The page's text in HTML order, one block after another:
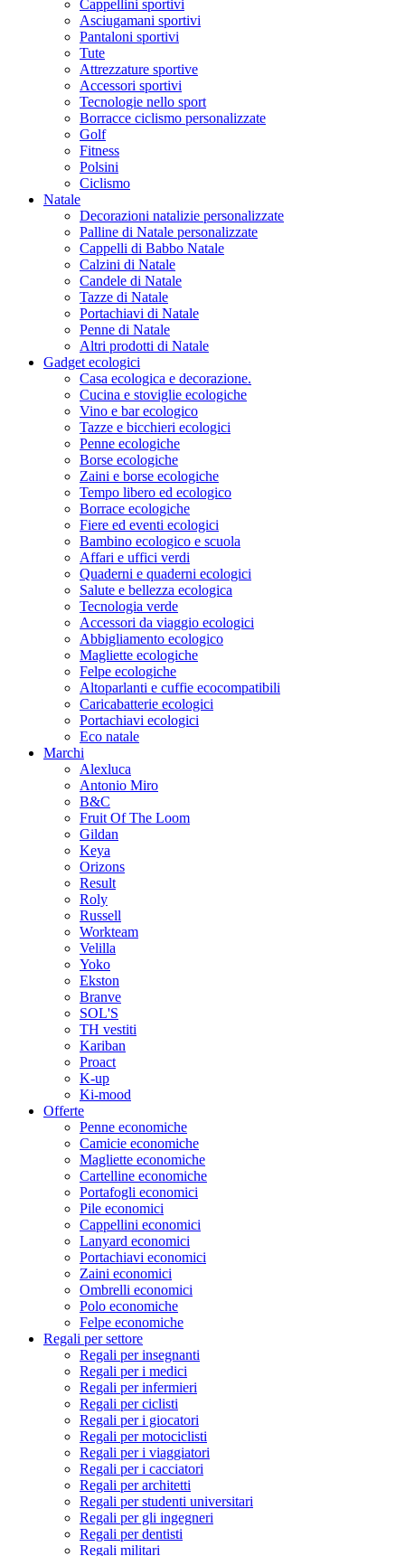
Cappellini sportivi
Asciugamani sportivi
Pantaloni sportivi
Tute
Attrezzature sportive
Accessori sportivi
Tecnologie nello sport
Borracce ciclismo personalizzate
Golf
Fitness
Polsini
Ciclismo
Natale
Decorazioni natalizie personalizzate
Palline di Natale personalizzate
Cappelli di Babbo Natale
Calzini di Natale
Candele di Natale
Tazze di Natale
Portachiavi di Natale
Penne di Natale
Altri prodotti di Natale
Gadget ecologici
Casa ecologica e decorazione.
Cucina e stoviglie ecologiche
Vino e bar ecologico
Tazze e bicchieri ecologici
Penne ecologiche
Borse ecologiche
Zaini e borse ecologiche
Tempo libero ed ecologico
Borrace ecologiche
Fiere ed eventi ecologici
Bambino ecologico e scuola
Affari e uffici verdi
Quaderni e quaderni ecologici
Salute e bellezza ecologica
Tecnologia verde
Accessori da viaggio ecologici
Abbigliamento ecologico
Magliette ecologiche
Felpe ecologiche
Altoparlanti e cuffie ecocompatibili
Caricabatterie ecologici
Portachiavi ecologici
Eco natale
Marchi
Alexluca
Antonio Miro
B&C
Fruit Of The Loom
Gildan
Keya
Orizons
Result
Roly
Russell
Workteam
Velilla
Yoko
Ekston
Branve
SOL'S
TH vestiti
Kariban
Proact
K-up
Ki-mood
Offerte
Penne economiche
Camicie economiche
Magliette economiche
Cartelline economiche
Portafogli economici
Pile economici
Cappellini economici
Lanyard economici
Portachiavi economici
Zaini economici
Ombrelli economici
Polo economiche
Felpe economiche
Regali per settore
Regali per insegnanti
Regali per i medici
Regali per infermieri
Regali per ciclisti
Regali per i giocatori
Regali per motociclisti
Regali per i viaggiatori
Regali per i cacciatori
Regali per architetti
Regali per studenti universitari
Regali per gli ingegneri
Regali per dentisti
Regali militari